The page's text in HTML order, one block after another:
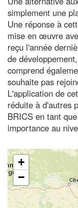
simplement une
Une réponse à
mise en œuvre
reçu l'année
de
comprend
souhaite pas
L'application de
réduite à d'autres
BRICS en tant
importance au
+
−